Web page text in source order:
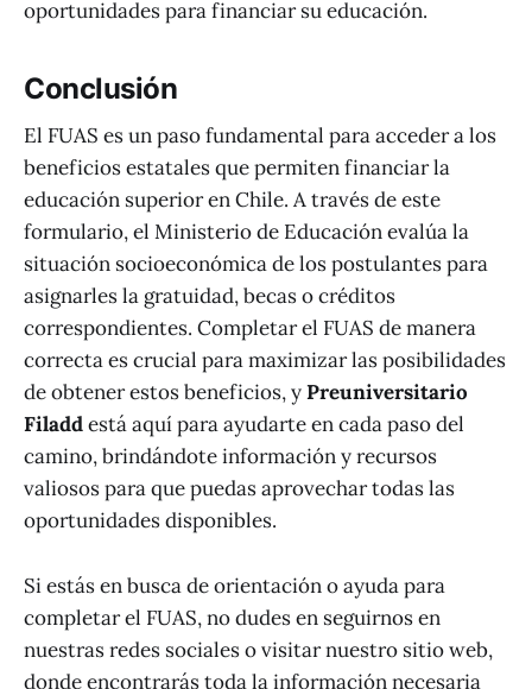
oportunidades para financiar su educación.
Conclusión
El FUAS es un paso fundamental para acceder a los
beneficios estatales que permiten financiar la
educación superior en Chile. A través de este
formulario, el Ministerio de Educación evalúa la
situación socioeconómica de los postulantes para
asignarles la gratuidad, becas o créditos
correspondientes. Completar el FUAS de manera
correcta es crucial para maximizar las posibilidades
de obtener estos beneficios, yPreuniversitario
Filaddestá aquí para ayudarte en cada paso del
camino, brindándote información y recursos
valiosos para que puedas aprovechar todas las
oportunidades disponibles.
Si estás en busca de orientación o ayuda para
completar el FUAS, no dudes en seguirnos en
nuestras redes sociales o visitar nuestro sitio web,
donde encontrarás toda la información necesaria